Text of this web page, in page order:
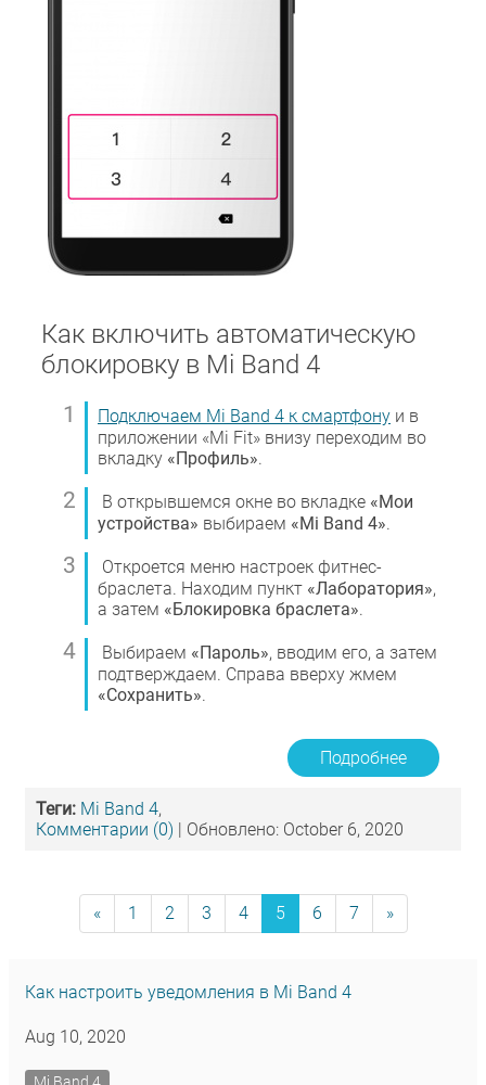
Как включить автоматическую
блокировку в Mi Band 4
Подключаем Mi Band 4 к смартфону и в
приложении «Mi Fit» внизу переходим во
вкладку «Профиль».
В открывшемся окне во вкладке «Мои
устройства» выбираем «Mi Band 4».
Откроется меню настроек фитнес-
браслета. Находим пункт «Лаборатория»,
а затем «Блокировка браслета».
Выбираем «Пароль», вводим его, а затем
подтверждаем. Справа вверху жмем
«Сохранить».
Подробнее
Теги: Mi Band 4,
Комментарии (0) | Обновлено: October 6, 2020
« 1 2 3 4 5 6 7 »
Как настроить уведомления в Mi Band 4
Aug 10, 2020
Mi Band 4